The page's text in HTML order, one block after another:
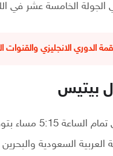
الخامسة عشر في
الدوري الانجليزي والقنوات
بيتيس
تعرض مباراة